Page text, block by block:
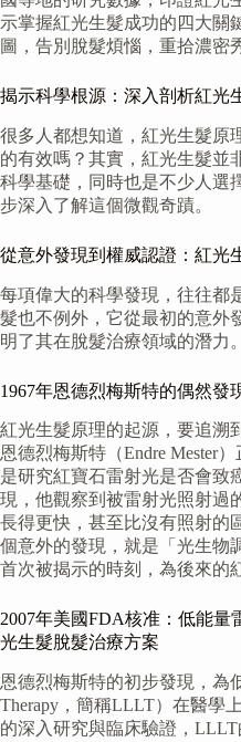
示掌握紅光生髮成功的四大關
圖，告別脫髮煩惱，重拾濃密
揭示科學根源：深入剖析紅光
很多人都想知道，紅光生髮原
的有效嗎？其實，紅光生髮並
科學基礎，同時也是不少人選
步深入了解這個微觀奇蹟。
從意外發現到權威認證：紅光
每項偉大的科學發現，往往都
髮也不例外，它從最初的意外
明了其在脫髮治療領域的潛力。
1967年恩德烈梅斯特的偶然發
紅光生髮原理的起源，要追溯
恩德烈梅斯特（Endre Mester
是研究紅寶石雷射光是否會致
現，他觀察到被雷射光照射過
長得更快，甚至比沒有照射的
個意外的發現，就是「光生物
首次被揭示的時刻，為後來的
2007年美國FDA核准：低能
光生髮脫髮治療方案
恩德烈梅斯特的初步發現，為
Therapy，簡稱LLLT）在醫學
的深入研究與臨床驗證，